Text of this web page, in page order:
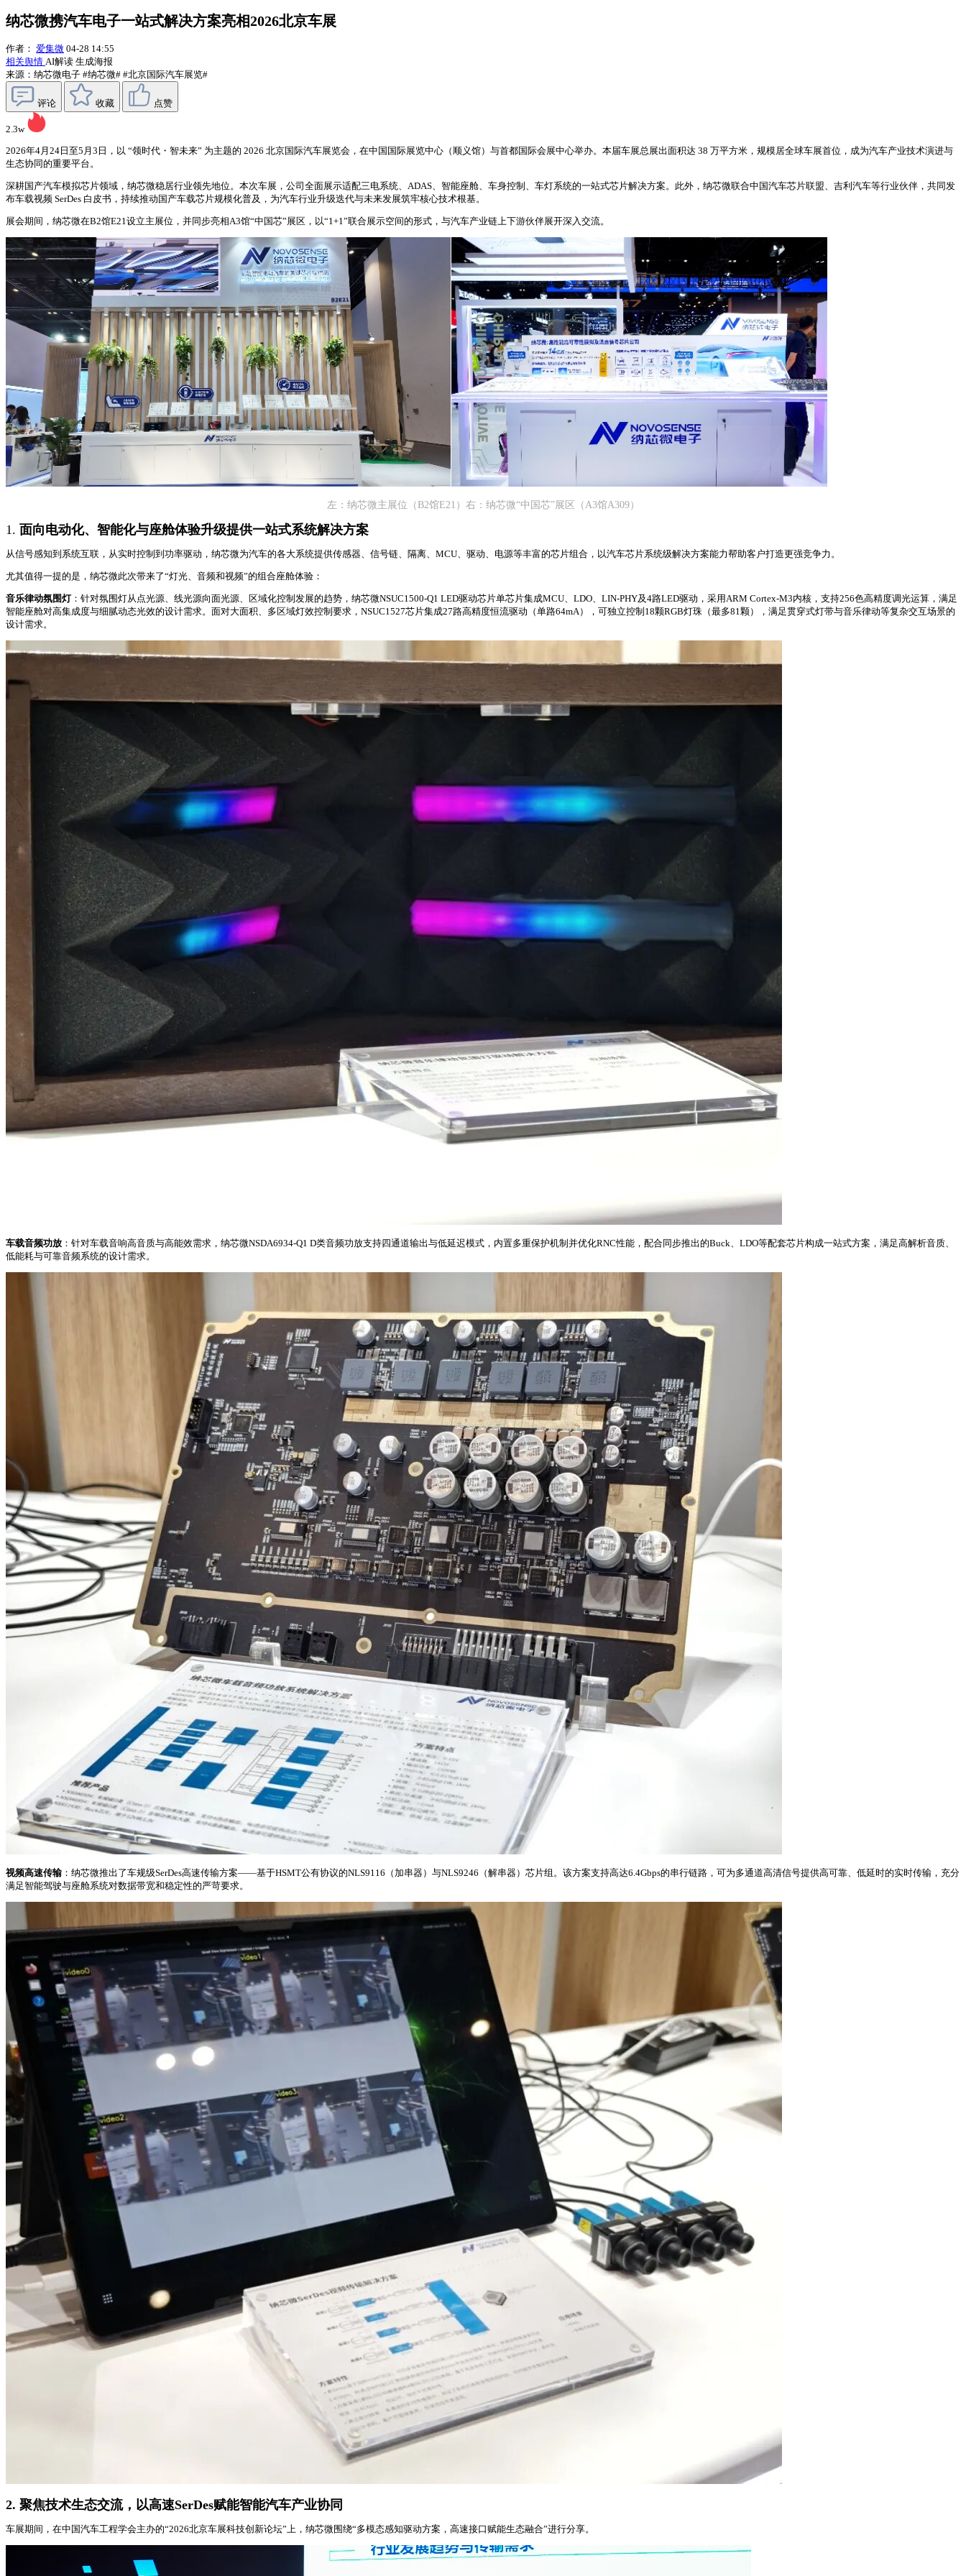
纳芯微携汽车电子一站式解决方案亮相2026北京车展
作者： 爱集微 04-28 14:55
相关舆情 AI解读 生成海报
来源：纳芯微电子 #纳芯微# #北京国际汽车展览#
评论 收藏 点赞
2.3w
2026年4月24日至5月3日，以 “领时代・智未来” 为主题的 2026 北京国际汽车展览会，在中国国际展览中心（顺义馆）与首都国际会展中心举办。本届车展总展出面积达 38 万平方米，规模居全球车展首位，成为汽车产业技术演进与
生态协同的重要平台。
深耕国产汽车模拟芯片领域，纳芯微稳居行业领先地位。本次车展，公司全面展示适配三电系统、ADAS、智能座舱、车身控制、车灯系统的一站式芯片解决方案。此外，纳芯微联合中国汽车芯片联盟、吉利汽车等行业伙伴，共同发
布车载视频 SerDes 白皮书，持续推动国产车载芯片规模化普及，为汽车行业升级迭代与未来发展筑牢核心技术根基。
展会期间，纳芯微在B2馆E21设立主展位，并同步亮相A3馆“中国芯”展区，以“1+1”联合展示空间的形式，与汽车产业链上下游伙伴展开深入交流。
左：纳芯微主展位（B2馆E21）右：纳芯微“中国芯”展区（A3馆A309）
1. 面向电动化、智能化与座舱体验升级提供一站式系统解决方案
从信号感知到系统互联，从实时控制到功率驱动，纳芯微为汽车的各大系统提供传感器、信号链、隔离、MCU、驱动、电源等丰富的芯片组合，以汽车芯片系统级解决方案能力帮助客户打造更强竞争力。
尤其值得一提的是，纳芯微此次带来了“灯光、音频和视频”的组合座舱体验：
音乐律动氛围灯：针对氛围灯从点光源、线光源向面光源、区域化控制发展的趋势，纳芯微NSUC1500-Q1 LED驱动芯片单芯片集成MCU、LDO、LIN-PHY及4路LED驱动，采用ARM Cortex-M3内核，支持256色高精度调光运算，满足
智能座舱对高集成度与细腻动态光效的设计需求。面对大面积、多区域灯效控制要求，NSUC1527芯片集成27路高精度恒流驱动（单路64mA），可独立控制18颗RGB灯珠（最多81颗），满足贯穿式灯带与音乐律动等复杂交互场景的
设计需求。
车载音频功放 ：针对车载音响高音质与高能效需求，纳芯微NSDA6934-Q1 D类音频功放支持四通道输出与低延迟模式，内置多重保护机制并优化RNC性能，配合同步推出的Buck、LDO等配套芯片构成一站式方案，满足高解析音质、
低能耗与可靠音频系统的设计需求。
视频高速传输 ：纳芯微推出了车规级SerDes高速传输方案——基于HSMT公有协议的NLS9116（加串器）与NLS9246（解串器）芯片组。该方案支持高达6.4Gbps的串行链路，可为多通道高清信号提供高可靠、低延时的实时传输，充分
满足智能驾驶与座舱系统对数据带宽和稳定性的严苛要求。
2. 聚焦技术生态交流，以高速SerDes赋能智能汽车产业协同
车展期间，在中国汽车工程学会主办的“2026北京车展科技创新论坛”上，纳芯微围绕“多模态感知驱动方案，高速接口赋能生态融合”进行分享。